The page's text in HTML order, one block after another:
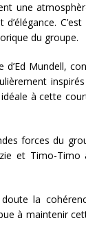
une
du groupe.
Mundell,
à cette
forces du
et Timo-Timo
la
à maintenir